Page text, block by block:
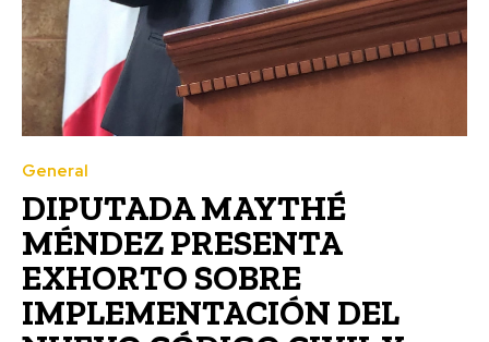
General
DIPUTADA MAYTHÉ
MÉNDEZ PRESENTA
EXHORTO SOBRE
IMPLEMENTACIÓN DEL